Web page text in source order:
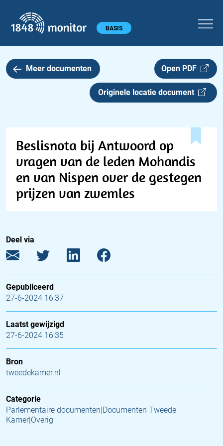
Hoofdmenu BASIS
Meer documenten Open PDF
Originele locatie document
Beslisnota bij Antwoord op
vragen van de leden Mohandis
en van Nispen over de gestegen
prijzen van zwemles
Deel via
Gepubliceerd
27-6-2024 16:37
Laatst gewijzigd
27-6-2024 16:35
Bron
tweedekamer.nl
Categorie
Parlementaire documenten|Documenten Tweede
Kamer|Overig